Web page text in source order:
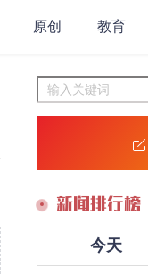
原创 教育
新闻排行榜
今天